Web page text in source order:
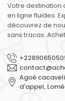
Votre destination
en ligne fluides.
découvrez de
sans tracas.
Agoè
d'appel, Lomé